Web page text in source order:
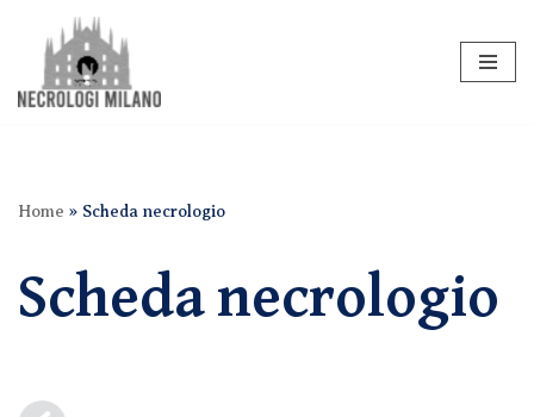
Vai
al
Home » Scheda necrologio
Scheda necrologio